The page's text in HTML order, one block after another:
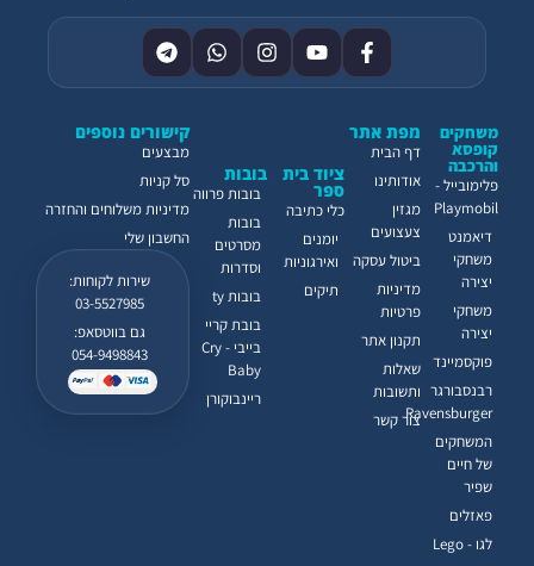
קישורים נוספים
מבצעים
סל קניות
מדיניות משלוחים והחזרה
החשבון שלי
שירות לקוחות:
03-5527985
גם בווטסאפ:
054-9498843
ציוד בית
ספר
כלי כתיבה
יומנים
ואירגוניות
תיקים
בובות
בובות פרווה
בובות
מסרטים
וסדרות
בובות ty
בובת קריי
בייבי - Cry
Baby
ריינבוקורן
משחקים
קופסא
והרכבה
פלימובייל -
Playmobil
דיאמנט
משחקי
יצירה
משחקי
יצירה
פוקסמיינד
רבנסבורגר
Ravensburger
המשחקים
של חיים
שפיר
פאזלים
לגו - Lego
מפת אתר
דף הבית
אודותינו
מגזין
צעצועים
ביטול עסקה
מדיניות
פרטיות
תקנון אתר
שאלות
ותשובות
צור קשר